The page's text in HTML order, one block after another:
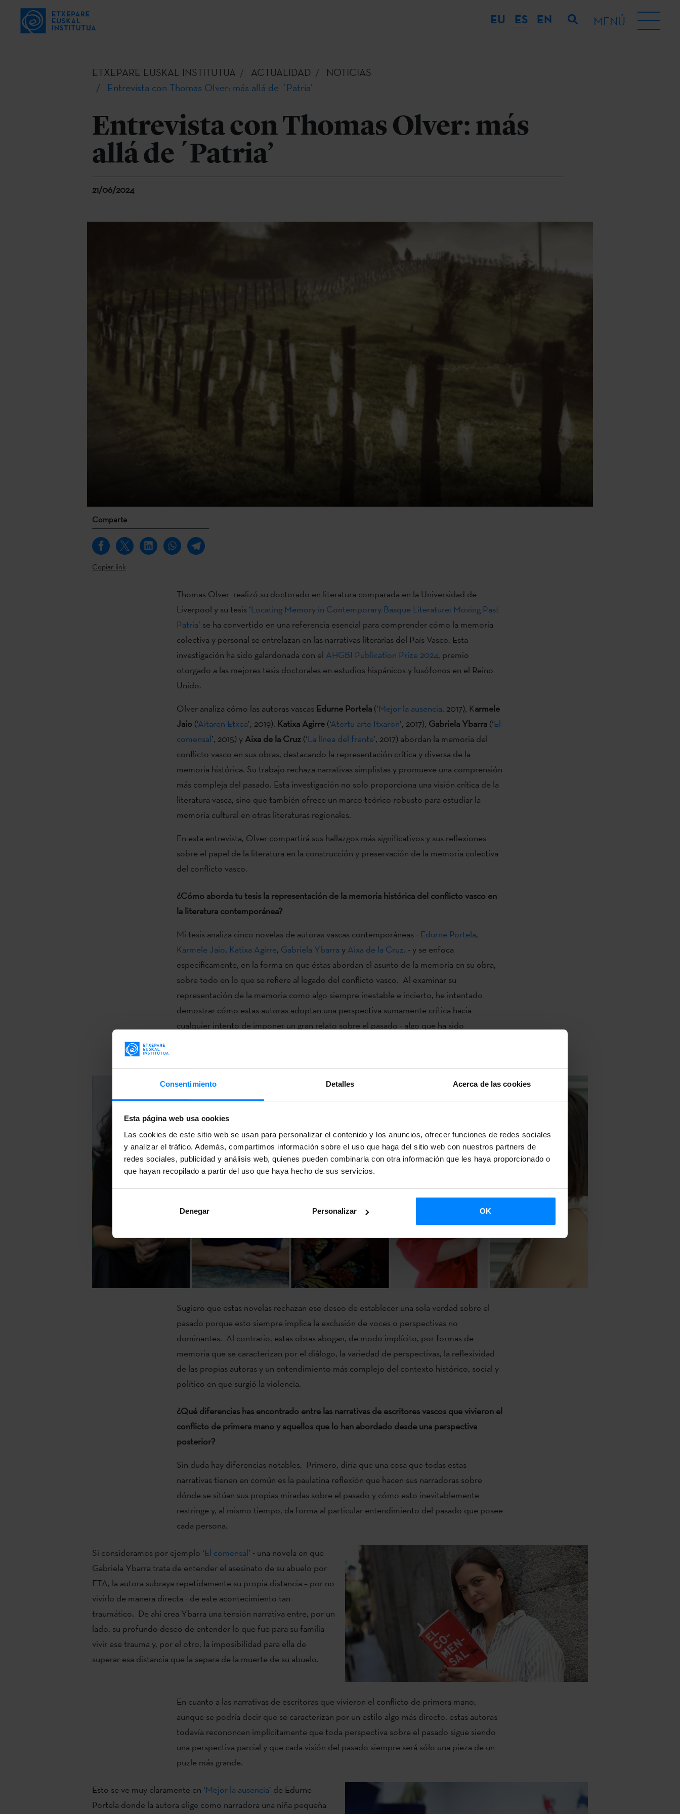
Consentimiento Detalles Acerca de las cookies
Esta página web usa cookies
Las cookies de este sitio web se usan para personalizar el contenido y los anuncios, ofrecer funciones de redes sociales
y analizar el tráfico. Además, compartimos información sobre el uso que haga del sitio web con nuestros partners de
redes sociales, publicidad y análisis web, quienes pueden combinarla con otra información que les haya proporcionado o
que hayan recopilado a partir del uso que haya hecho de sus servicios.
Denegar Personalizar OK
EU ES EN MENÚ
ETXEPARE EUSKAL INSTITUTUA ACTUALIDAD
NOTICIAS
Entrevista con Thomas Olver: más allá de ´Patria’
Entrevista con Thomas Olver: más
allá de ´Patria’
21/06/2024
Comparte
Copiar link
Thomas Olver realizó su doctorado en literatura comparada en la Universidad de
Liverpool y su tesis ‘Locating Memory in Contemporary Basque Literature: Moving Past
Patria’ se ha convertido en una referencia esencial para comprender cómo la memoria
colectiva y personal se entrelazan en las narrativas literarias del País Vasco. Esta
investigación ha sido galardonada con el AHGBI Publication Prize 2024, premio
otorgado a las mejores tesis doctorales en estudios hispánicos y lusófonos en el Reino
Unido.
Olver analiza cómo las autoras vascas Edurne Portela(‘Mejor la ausencia, 2017), Karmele
Jaio(‘Aitaren Etxea’, 2019), Katixa Agirre(‘Atertu arte Itxaron’, 2017), Gabriela Ybarra(‘El
comensal’, 2015) y Aixa de la Cruz(‘La línea del frente’, 2017) abordan la memoria del
conflicto vasco en sus obras, destacando la representación crítica y diversa de la
memoria histórica. Su trabajo rechaza narrativas simplistas y promueve una comprensión
más compleja del pasado. Esta investigación no solo proporciona una visión crítica de la
literatura vasca, sino que también ofrece un marco teórico robusto para estudiar la
memoria cultural en otras literaturas regionales.
En esta entrevista, Olver compartirá sus hallazgos más significativos y sus reflexiones
sobre el papel de la literatura en la construcción y preservación de la memoria colectiva
del conflicto vasco.
¿Cómo aborda tu tesis la representación de la memoria histórica del conflicto vasco en
la literatura contemporánea?
Mi tesis analiza cinco novelas de autoras vascas contemporáneas - Edurne Portela,
Karmele Jaio, Katixa Agirre, Gabriela Ybarra y Aixa de la Cruz. - y se enfoca
específicamente, en la forma en que éstas abordan el asunto de la memoria en su obra,
sobre todo en lo que se refiere al legado del conflicto vasco. Al examinar su
representación de la memoria como algo siempre inestable e incierto, he intentado
demostrar cómo estas autoras adoptan una perspectiva sumamente crítica hacia
cualquier intento de imponer un gran relato sobre el pasado - algo que ha sido
Sugiero que estas novelas rechazan ese deseo de establecer una sola verdad sobre el
pasado porque esto siempre implica la exclusión de voces o perspectivas no
dominantes. Al contrario, estas obras abogan, de modo implícito, por formas de
memoria que se caracterizan por el diálogo, la variedad de perspectivas, la reflexividad
de las propias autoras y un entendimiento más complejo del contexto histórico, social y
político en que surgió la violencia.
¿Qué diferencias has encontrado entre las narrativas de escritores vascos que vivieron el
conflicto de primera mano y aquellos que lo han abordado desde una perspectiva
posterior?
Sin duda hay diferencias notables. Primero, diría que una cosa que todas estas
narrativas tienen en común es la paulatina reflexión que hacen sus narradoras sobre
dónde se sitúan sus propias miradas sobre el pasado y cómo esto inevitablemente
restringe y, al mismo tiempo, da forma al particular entendimiento del pasado que posee
cada persona.
Si consideramos por ejemplo ‘El comensal’ - una novela en que
Gabriela Ybarra trata de entender el asesinato de su abuelo por
ETA, la autora subraya repetidamente su propia distancia – por no
vivirlo de manera directa - de este acontecimiento tan
traumático. De ahí crea Ybarra una tensión narrativa entre, por un
lado, su profundo deseo de entender lo que fue para su familia
vivir ese trauma y, por el otro, la imposibilidad para ella de
superar esa distancia que la separa de la muerte de su abuelo.
En cuanto a las narrativas de escritoras que vivieron el conflicto de primera mano,
aunque se podría decir que se caracterizan por un estilo algo más directo, estas autoras
todavía recononcen implícitamente que toda perspectiva sobre el pasado sigue siendo
una perspectiva parcial y que cada visión del pasado siempre será sólo una pieza de un
puzle más grande.
Esto se ve muy claramente en ‘Mejor la ausencia’ de Edurne
Portela donde la autora elige como narradora una niña pequeña